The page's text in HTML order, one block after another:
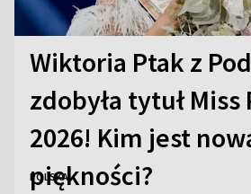
Wiktoria Ptak z
zdobyła tytuł Miss
2026! Kim jest
piękności?
POLSKA